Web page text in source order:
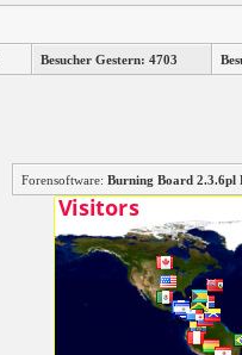
Besucher Gestern: 4703
Forensoftware: Burning Board